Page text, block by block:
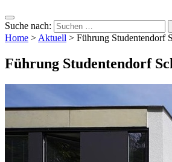
Suche nach:
Home > Aktuell > Führung Studentendorf
Führung Studentendorf